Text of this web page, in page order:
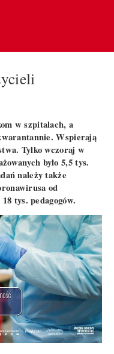
w szpitalach, a
Wspierają
Tylko wczoraj w
było 5,5 tys.
należy także
od
tys. pedagogów.